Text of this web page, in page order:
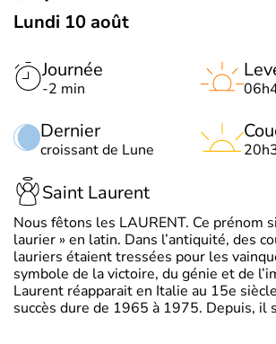
Lundi 10 août
Journée
-2 min
Dernier
croissant de Lune
Saint Laurent
Nous fêtons les LAURENT. Ce prénom
laurier » en latin. Dans l’antiquité, des
lauriers étaient tressées pour les
symbole de la victoire, du génie et de
Laurent réapparait en Italie au 15e
succès dure de 1965 à 1975. Depuis, il